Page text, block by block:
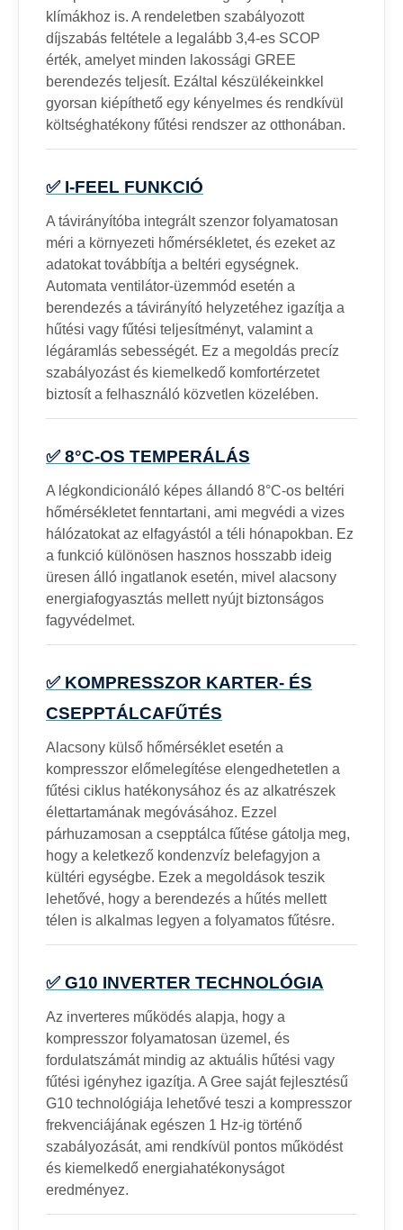
klímákhoz is. A rendeletben szabályozott
díjszabás feltétele a legalább 3,4-es SCOP
érték, amelyet minden lakossági GREE
berendezés teljesít. Ezáltal készülékeinkkel
gyorsan kiépíthető egy kényelmes és rendkívül
költséghatékony fűtési rendszer az otthonában.
✅ I-FEEL FUNKCIÓ
A távirányítóba integrált szenzor folyamatosan
méri a környezeti hőmérsékletet, és ezeket az
adatokat továbbítja a beltéri egységnek.
Automata ventilátor-üzemmód esetén a
berendezés a távirányító helyzetéhez igazítja a
hűtési vagy fűtési teljesítményt, valamint a
légáramlás sebességét. Ez a megoldás precíz
szabályozást és kiemelkedő komfortérzetet
biztosít a felhasználó közvetlen közelében.
✅ 8°C-OS TEMPERÁLÁS
A légkondicionáló képes állandó 8°C-os beltéri
hőmérsékletet fenntartani, ami megvédi a vizes
hálózatokat az elfagyástól a téli hónapokban. Ez
a funkció különösen hasznos hosszabb ideig
üresen álló ingatlanok esetén, mivel alacsony
energiafogyasztás mellett nyújt biztonságos
fagyvédelmet.
✅ KOMPRESSZOR KARTER- ÉS
CSEPPTÁLCAFŰTÉS
Alacsony külső hőmérséklet esetén a
kompresszor előmelegítése elengedhetetlen a
fűtési ciklus hatékonysához és az alkatrészek
élettartamának megóvásához. Ezzel
párhuzamosan a csepptálca fűtése gátolja meg,
hogy a keletkező kondenzvíz belefagyjon a
kültéri egységbe. Ezek a megoldások teszik
lehetővé, hogy a berendezés a hűtés mellett
télen is alkalmas legyen a folyamatos fűtésre.
✅ G10 INVERTER TECHNOLÓGIA
Az inverteres működés alapja, hogy a
kompresszor folyamatosan üzemel, és
fordulatszámát mindig az aktuális hűtési vagy
fűtési igényhez igazítja. A Gree saját fejlesztésű
G10 technológiája lehetővé teszi a kompresszor
frekvenciájának egészen 1 Hz-ig történő
szabályozását, ami rendkívül pontos működést
és kiemelkedő energiahatékonyságot
eredményez.